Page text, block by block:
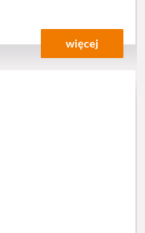
więcej